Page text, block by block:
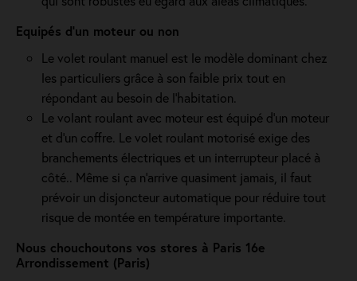
Equipés d'un moteur ou non
Le volet roulant manuel est le modèle dominant chez
les particuliers grâce à son faible prix tout en
répondant au besoin de l'habitation.
Le volant roulant avec moteur est équipé d’un moteur
et d’un coffre. Le volet roulant motorisé exige des
branchements électriques et un interrupteur placé à
côté.. Même si ça n'arrive quasiment jamais, il faut
prévoir un disjoncteur automatique pour réduire tout
risque de montée en température importante.
Nous chouchoutons vos stores à Paris 16e
Arrondissement (Paris)